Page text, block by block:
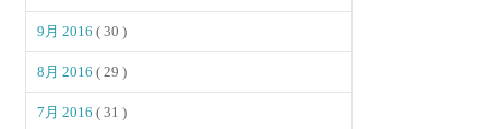
9月 2016( 30 )
8月 2016( 29 )
7月 2016( 31 )